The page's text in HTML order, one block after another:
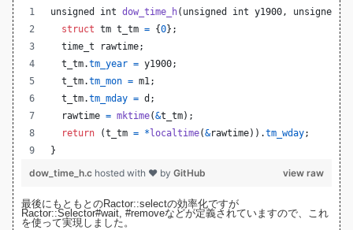
unsigned int dow_time_h( unsigned int y1900, unsigned
struct tm t_tm = {0};
time_t
rawtime;
t_tm.tm_year = y1900;
t_tm.tm_mon = m1;
t_tm.tm_mday = d ;
rawtime = mktime(&t_tm);
return (t_tm = * localtime(&rawtime)).tm_wday;
}
view raw
dow_time_h.c hosted with ❤ by GitHub
最後にもともとのRactor::selectの効率化ですが
Ractor::Selector#wait, #removeなどが定義されていますので、これ
を使って実現しました。